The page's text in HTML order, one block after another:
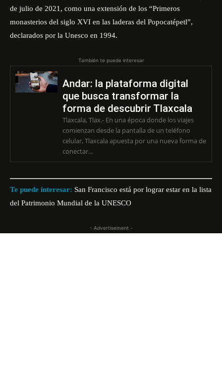
de julio de 2021, como una extensión de los “Primeros
monasterios del siglo XVI en las laderas del Popocatépetl”,
declarados por la Unesco en 1994.
También te puede interesar
Andar: la plataforma digital
que busca transformar la
forma de descubrir Tlaxcala
Tlaxcala, Tlax.- En una época donde los viajes
comienzan desde la pantalla de un teléfono
celular, Tlaxcala apuesta por una nueva forma de
conectar...
Te puede interesar: San Francisco está por lograr estar en la lista
del Patrimonio Mundial de la UNESCO
- Advertisement -